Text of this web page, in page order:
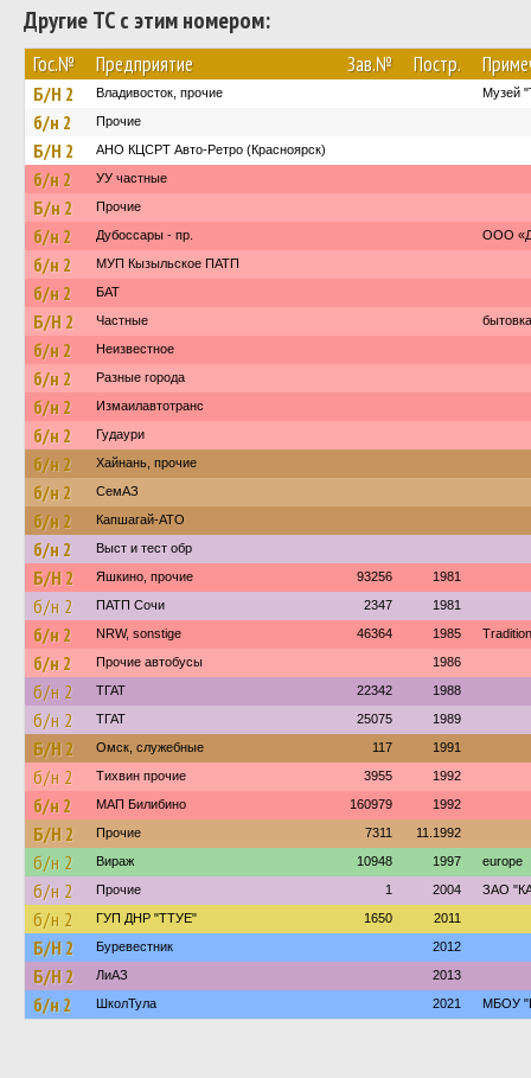
Другие ТС с этим номером:
Гос.№ Предприятие Зав.№ Постр.
Б/Н 2 Владивосток, прочие Музей
б/н 2 Прочие
Б/Н 2 АНО КЦСРТ Авто-Ретро (Красноярск)
б/н 2 УУ частные
Б/н 2 Прочие
б/н 2 Дубоссары - пр. ООО
б/н 2 МУП Кызыльское ПАТП
б/н 2 БАТ
Б/Н 2 Частные бытовка
б/н 2 Неизвестное
б/н 2 Разные города
б/н 2 Измаилавтотранс
б/н 2 Гудаури
б/н 2 Хайнань, прочие
б/н 2 СемАЗ
б/н 2 Капшагай-АТО
б/н 2 Выст и тест обр
Б/Н 2 Яшкино, прочие 93256 1981
б/н 2 ПАТП Сочи 2347 1981
б/н 2 NRW, sonstige 46364 1985
б/н 2 Прочие автобусы 1986
б/н 2 ТГАТ 22342 1988
б/н 2 ТГАТ 25075 1989
Б/Н 2 Омск, служебные 117 1991
б/н 2 Тихвин прочие 3955 1992
б/н 2 МАП Билибино 160979 1992
Б/Н 2 Прочие 7311 11.1992
б/н 2 Вираж 10948 1997 euroре
б/н 2 Прочие 1 2004 ЗАО
б/н 2 ГУП ДНР "ТТУЕ" 1650 2011
Б/Н 2 Буревестник 2012
Б/Н 2 ЛиАЗ 2013
б/н 2 ШколТула 2021 МБОУ